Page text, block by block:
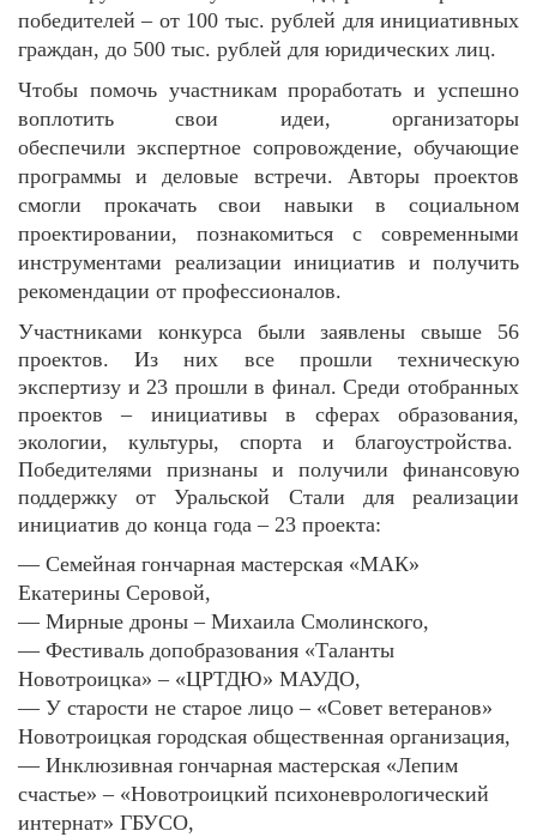
победителей – от 100 тыс. рублей для инициативных
граждан, до 500 тыс. рублей для юридических лиц.
Чтобы помочь участникам проработать и успешно
воплотить свои идеи, организаторы
обеспечилиэкспертное сопровождение, обучающие
программы и деловые встречи. Авторы проектов
смогли прокачатьсвои навыки в социальном
проектировании, познакомиться с современными
инструментами реализации инициатив и получить
рекомендации от профессионалов.
Участниками конкурса были заявлены свыше 56
проектов. Из них все прошли техническую
экспертизу и 23 прошли в финал. Среди отобранных
проектов– инициативы в сферах образования,
экологии, культуры, спорта и благоустройства.
Победителями признаны и получили финансовую
поддержку от Уральской Стали для реализации
инициатив до конца года – 23 проекта:
— Семейная гончарная мастерская «МАК»
Екатерины Серовой,
— Мирные дроны – Михаила Смолинского,
— Фестиваль допобразования «Таланты
Новотроицка» – «ЦРТДЮ» МАУДО,
— У старости не старое лицо – «Совет ветеранов»
Новотроицкая городская общественная организация,
— Инклюзивная гончарная мастерская «Лепим
счастье» – «Новотроицкий психоневрологический
интернат» ГБУСО,